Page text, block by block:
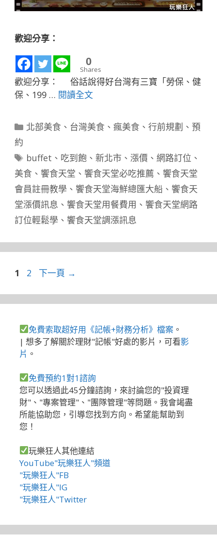
歡迎分享：
0
Shares
歡迎分享： 俗話說得好台灣有三寶「勞保、健
保、199 … 閱讀全文
分
北部美食、 台灣美食、 瘋美食、 行前規劃 、 預
約
標
籤
buffet 、 吃到飽、 新北市 、 漲價 、 網路訂位 、
美食 、 饗食天堂 、 饗食天堂必吃推薦 、 饗食天堂
會員註冊教學 、 饗食天堂海鮮總匯大船 、 饗食天
堂漲價訊息 、 饗食天堂用餐費用 、 饗食天堂網路
訂位輕鬆學 、 饗食天堂調漲訊息
頁
1
頁
2 下一頁 →
免費索取超好用《記帳+財務分析》檔案 。
| 想多了解關於理財"記帳"好處的影片，可看影
片 。
免費預約1對1諮詢
您可以透過此45分鐘諮詢，來討論您的"投資理
財"、"專案管理"、"團隊管理"等問題。我會竭盡
所能協助您，引導您找到方向。希望能幫助到
您！
玩樂狂人其他連結
YouTube"玩樂狂人"頻道
"玩樂狂人"FB
"玩樂狂人"IG
"玩樂狂人"Twitter